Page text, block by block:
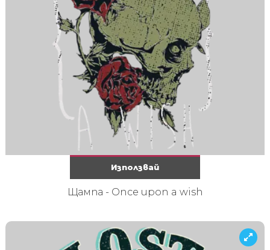
Използвай
Щампа - Once upon a wish